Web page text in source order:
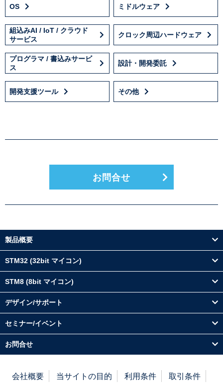
OS ミドルウェア
組込みAI / IoT / クラウド
サービス
クロック周辺ハードウェア
プログラマ / 書込みサービ
ス
設計・開発委託
開発支援ツール その他
お問合せ
製品概要
STM32 (32bit マイコン)
STM8 (8bit マイコン)
デザイン/サポート
セミナー/イベント
お問合せ
会社概要 当サイトの目的 利用条件
取引条件